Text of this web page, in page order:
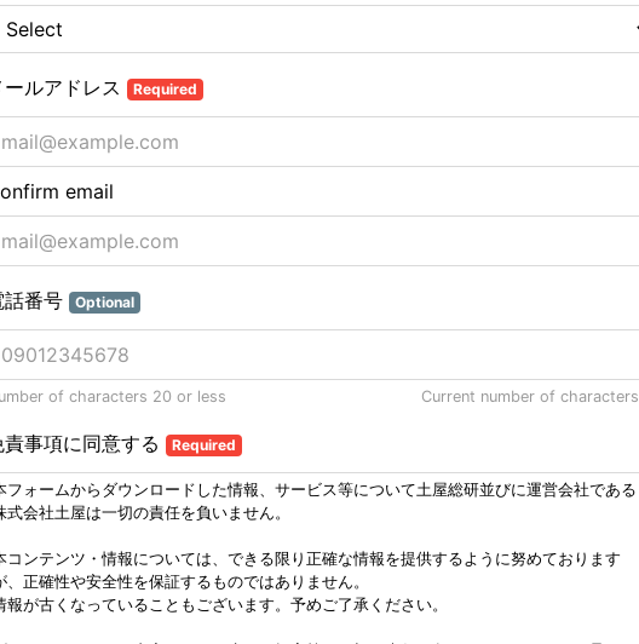
ールアドレス Required
email
話番号 Optional
of characters 20 or less Current number of characters
責事項に同意する Required
フォームからダウンロードした情報、サービス等について土屋総研並びに運営会社である
式会社土屋は一切の責任を負いません。
コンテンツ・情報については、できる限り正確な情報を提供するように努めております
、正確性や安全性を保証するものではありません。
報が古くなっていることもございます。予めご了承ください。